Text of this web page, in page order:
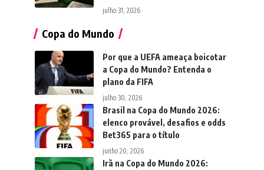
julho 31, 2026
Copa do Mundo
Por que a UEFA ameaça boicotar
a Copa do Mundo? Entenda o
plano da FIFA
julho 30, 2026
Brasil na Copa do Mundo 2026:
elenco provável, desafios e odds
Bet365 para o título
junho 20, 2026
Irã na Copa do Mundo 2026: